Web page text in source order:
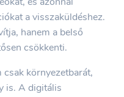
a visszaküldéshez.
hanem a belső
csökkenti.
környezetbarát,
is. A digitális